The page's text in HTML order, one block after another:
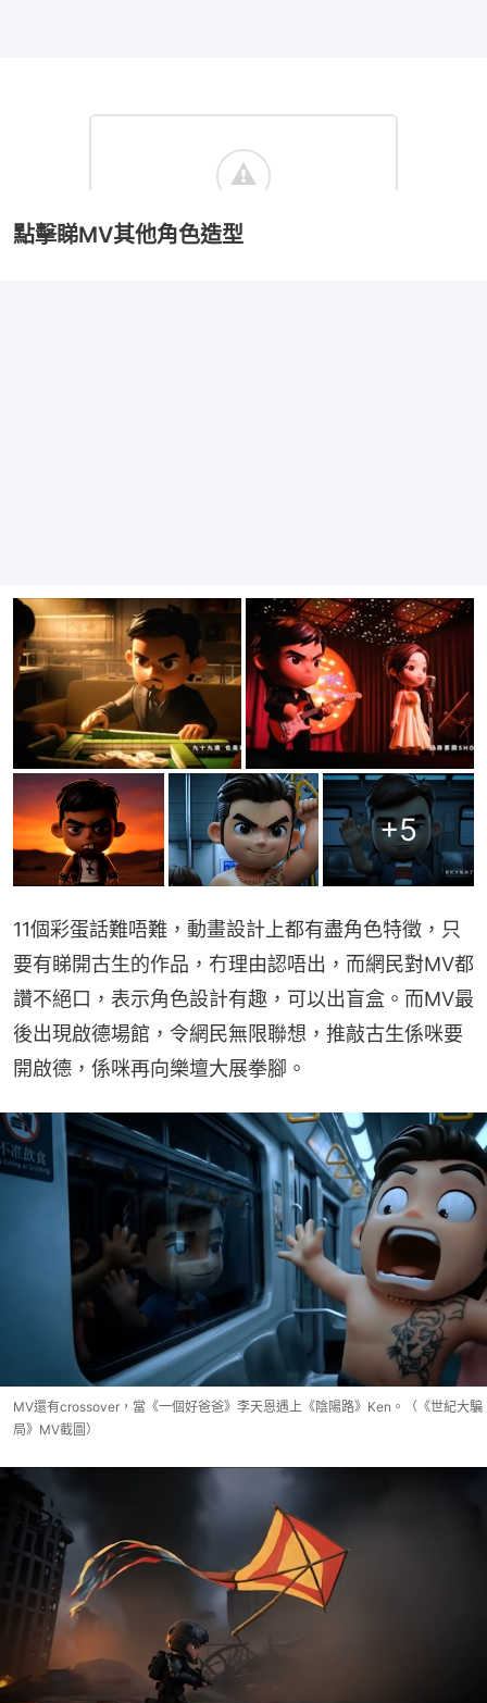
點擊睇MV其他角色造型
+5
11個彩蛋話難唔難，動畫設計上都有盡角色特徵，只
要有睇開古生的作品，冇理由認唔出，而網民對MV都
讚不絕口，表示角色設計有趣，可以出盲盒。而MV最
後出現啟德場館，令網民無限聯想，推敲古生係咪要
開啟德，係咪再向樂壇大展拳腳。
MV還有crossover，當《一個好爸爸》李天恩遇上《陰陽路》Ken。（《世紀大騙
局》MV截圖）